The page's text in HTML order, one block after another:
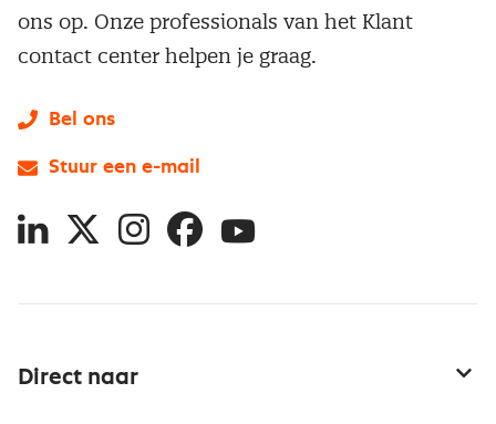
Direct naar
ons op. Onze professionals van het Klant
contact center helpen je graag.
Bel ons
Stuur een e-mail
LinkedIn
X InstagramFacebookYouTube